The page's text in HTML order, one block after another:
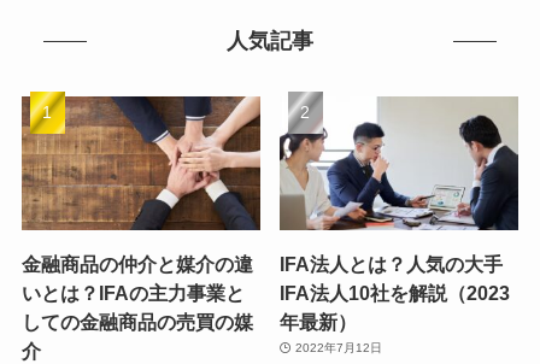
人気記事
金融商品の仲介と媒介の違
いとは？IFAの主力事業と
しての金融商品の売買の媒
介
IFA法人とは？人気の大手
IFA法人10社を解説（2023
年最新）
2022年7月12日